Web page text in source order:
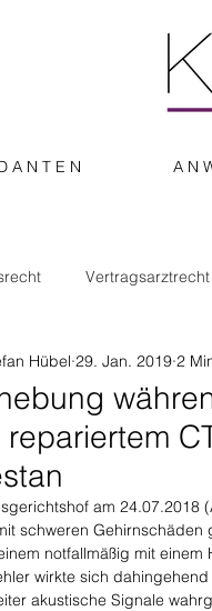
A N T E N A N
Vertragsarztrecht
Hübel 29. Jan. 2019 2
am 24.07.2018
schweren
notfallmäßig mit
wirkte sich
akustische Signale